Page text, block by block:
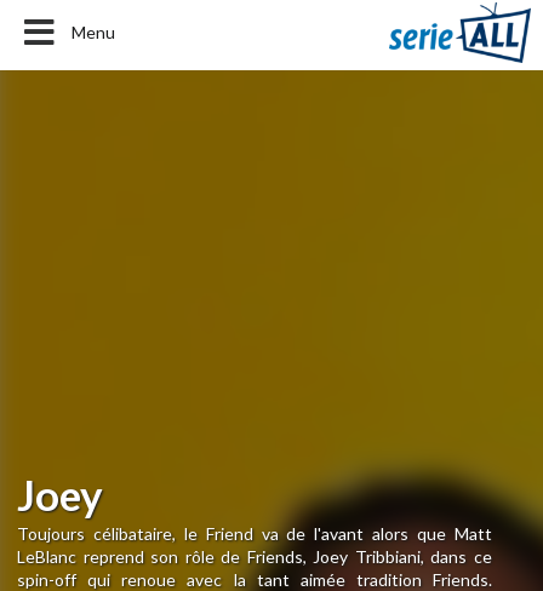
Menu
Joey
Toujours célibataire, le Friend va de l'avant alors que Matt
LeBlanc reprend son rôle de Friends, Joey Tribbiani, dans ce
spin-off qui renoue avec la tant aimée tradition Friends.